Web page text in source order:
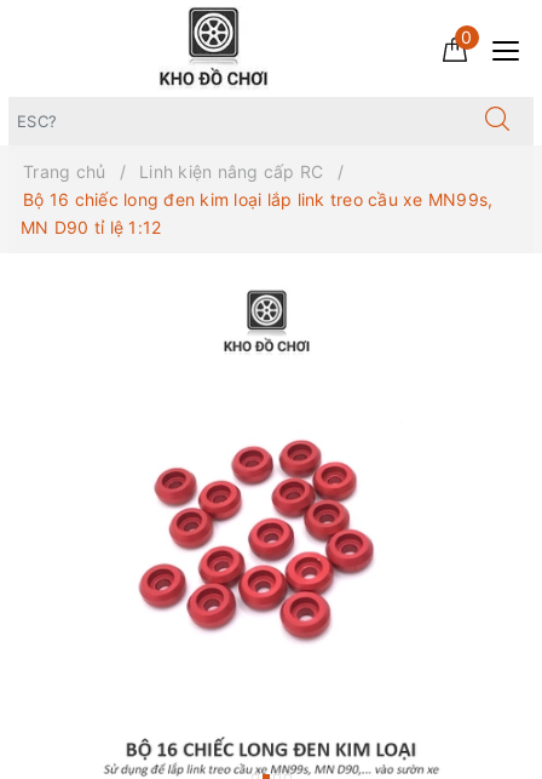
0
Trang chủ
Linh kiện nâng cấp RC
Bộ 16 chiếc long đen kim loại lắp link treo cầu xe MN99s,
MN D90 tỉ lệ 1:12